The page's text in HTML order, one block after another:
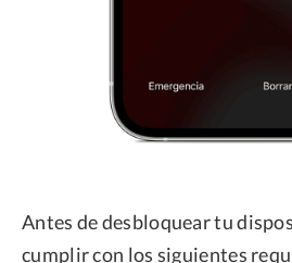
Antes de desbloquear tu
cumplir con los siguientes